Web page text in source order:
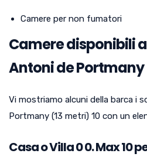
Camere per non fumatori
Camere disponibili
Antoni de Portmany
Vi mostriamo alcuni della barca i
Portmany (13 metri) 10 con un
Casa o Villa00. Max 10